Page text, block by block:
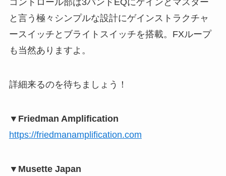
コントロール部は3バンドEQにゲインとマスター
と言う極々シンプルな設計にゲインストラクチャ
ースイッチとブライトスイッチを搭載。FXループ
も当然ありますよ。
詳細来るのを待ちましょう！
▼Friedman Amplification
https://friedmanamplification.com
▼Musette Japan